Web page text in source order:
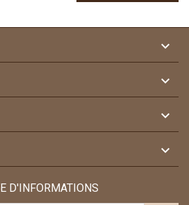




D'INFORMATIONS